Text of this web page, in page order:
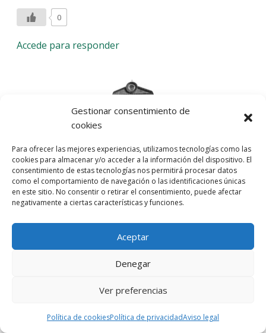
Gestionar consentimiento de
cookies
Para ofrecer las mejores experiencias, utilizamos tecnologías como las
cookies para almacenar y/o acceder a la información del dispositivo. El
consentimiento de estas tecnologías nos permitirá procesar datos
como el comportamiento de navegación o las identificaciones únicas
en este sitio. No consentir o retirar el consentimiento, puede afectar
negativamente a ciertas características y funciones.
Aceptar
Denegar
Ver preferencias
Política de cookiesPolítica de privacidadAviso legal
0
Accede para responder
el 02/01/2021 a las 13:49
Pues la verdad es que no lo se, pero no me extrañaria
que se mantuviera igual
Accede para responder